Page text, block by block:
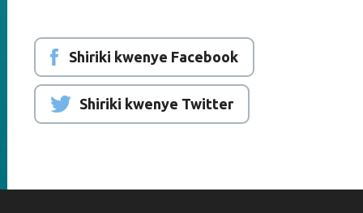
Shiriki kwenye Facebook
Shiriki kwenye Twitter